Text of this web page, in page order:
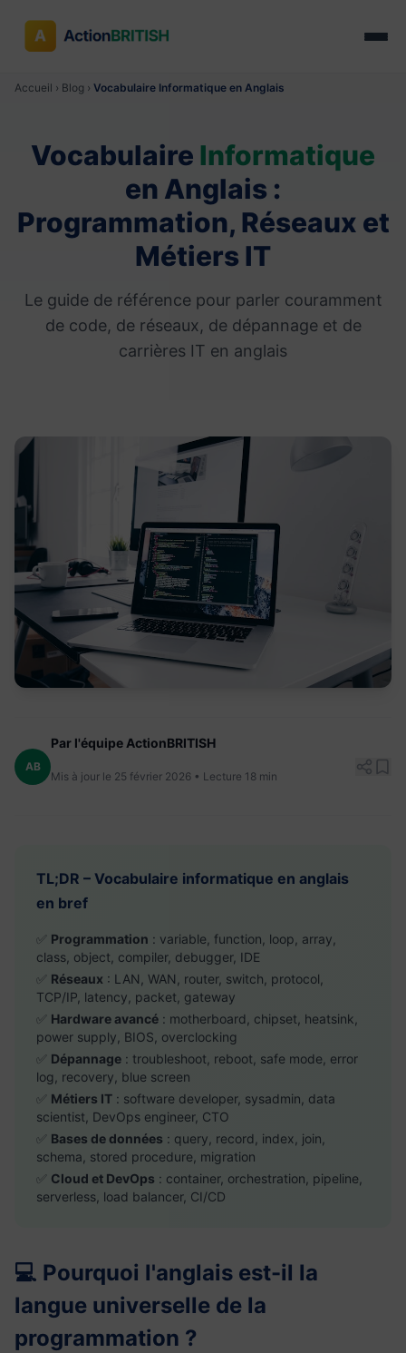
Accueil › Blog › Vocabulaire Informatique en Anglais
Vocabulaire Informatique
en Anglais :
Programmation, Réseaux et
Métiers IT
Le guide de référence pour parler couramment
de code, de réseaux, de dépannage et de
carrières IT en anglais
AB
Par l'équipe ActionBRITISH
Mis à jour le 25 février 2026 • Lecture 18 min
TL;DR – Vocabulaire informatique en anglais
en bref
✅ Programmation : variable, function, loop, array,
class, object, compiler, debugger, IDE
✅ Réseaux : LAN, WAN, router, switch, protocol,
TCP/IP, latency, packet, gateway
✅ Hardware avancé : motherboard, chipset, heatsink,
power supply, BIOS, overclocking
✅ Dépannage : troubleshoot, reboot, safe mode, error
log, recovery, blue screen
✅ Métiers IT : software developer, sysadmin, data
scientist, DevOps engineer, CTO
✅ Bases de données : query, record, index, join,
schema, stored procedure, migration
✅ Cloud et DevOps : container, orchestration, pipeline,
serverless, load balancer, CI/CD
💻 Pourquoi l'anglais est-il la
langue universelle de la
programmation ?